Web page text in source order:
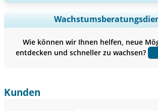
Regionale und länderspezifische
Segmentanalyse, Unternehmensprofile,
Jetzt anpassen
Wie können wir Ihnen helfen, neue
entdecken und schneller zu wachsen?
Kunden